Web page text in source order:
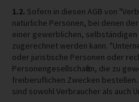
1.2. Sofern in diesen AGB von
natürliche Personen, bei denen
einer gewerblichen,
zugerechnet werden kann.
oder juristische Personen oder
Personengesellschaften, die zu
freiberuflichen Zwecken bestellen.
sind sowohl Verbraucher als auch